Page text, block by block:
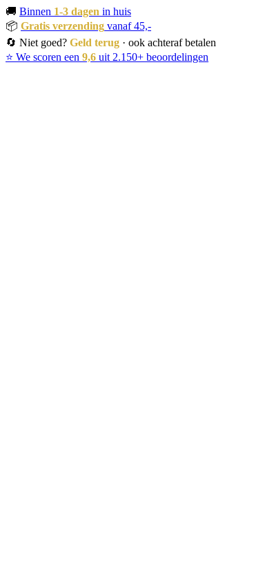
🚚 Binnen 1-3 dagen in huis
📦 Gratis verzending vanaf 45,-
🔄 Niet goed? Geld terug · ook achteraf betalen
⭐ We scoren een 9,6 uit 2.150+ beoordelingen